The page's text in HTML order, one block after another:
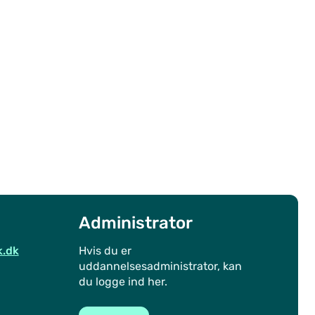
Administrator
Hvis du er
uddannelsesadministrator, kan
du logge ind her.